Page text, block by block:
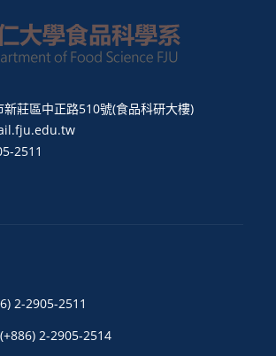
莊區中正路510號(食品科研大樓)
2511
2-2905-2511
(+886) 2-2905-2514